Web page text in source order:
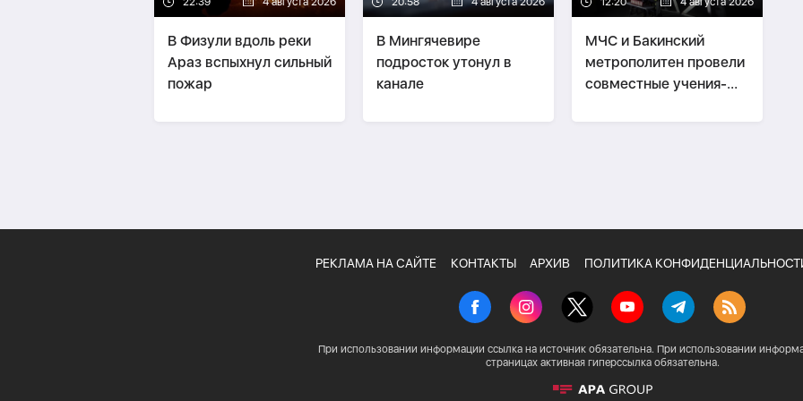
В Физули вдоль реки
Араз вспыхнул сильный
пожар
В Мингячевире
подросток утонул в
канале
МЧС и Бакинский
метрополитен провели
совместные учения-
РЕКЛАМА НА САЙТЕ КОНТАКТЫ АРХИВ ПОЛИТИКА
При использовании информации ссылка на источник обязательна. При использовании
страницах активная гиперссылка обязательна.